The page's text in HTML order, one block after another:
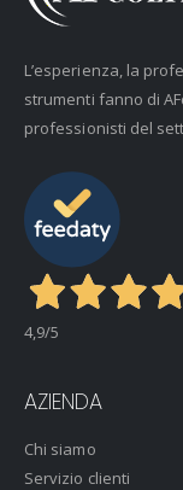
L’esperienza, la
strumenti fanno di
professionisti del
4,9/5
AZIENDA
Chi siamo
Servizio clienti